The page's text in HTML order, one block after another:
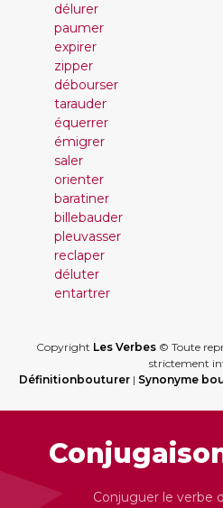
délurer
paumer
expirer
zipper
débourser
tarauder
équerrer
émigrer
saler
orienter
baratiner
billebauder
pleuvasser
reclaper
déluter
entartrer
Copyright Les Verbes© Toute
strictement
Définitionbouturer | Synonyme
Conjuguer le verbe